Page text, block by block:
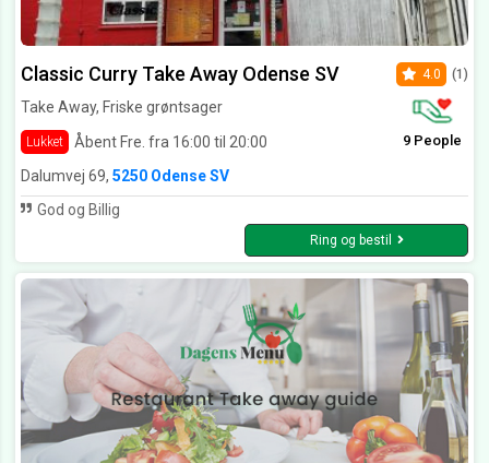
Classic Curry Take Away Odense SV
Take Away, Friske grøntsager
Lukket Åbent Fre. fra 16:00 til 20:00
4.0 (1)
9 People
Dalumvej 69, 5250 Odense SV
God og Billig
Ring og bestil